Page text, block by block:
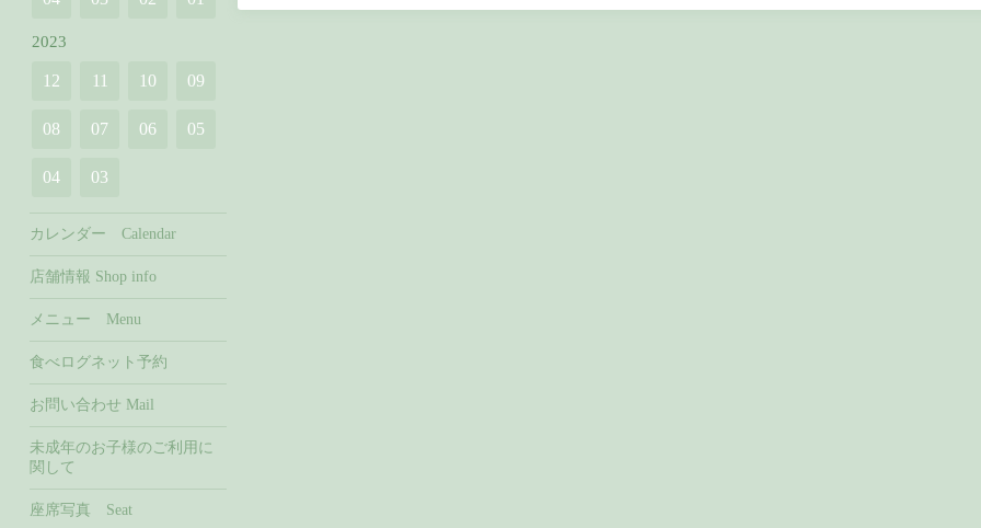
2023
12 11 10 09
08 07 06 05
04 03
カレンダー Calendar
店舗情報 Shop info
メニュー Menu
食べログネット予約
お問い合わせ Mail
未成年のお子様のご利用に
関して
座席写真 Seat